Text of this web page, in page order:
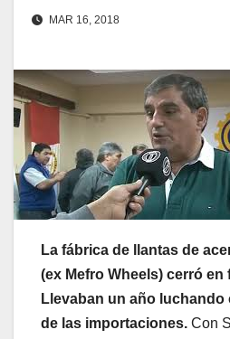
MAR 16, 2018
La fábrica de llantas de
(ex Mefro Wheels) cerró
Llevaban un año
de las importaciones. Con